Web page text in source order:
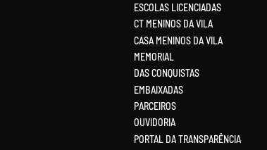
ESCOLAS LICENCIADAS
CT MENINOS DA VILA
CASA MENINOS DA VILA
MEMORIAL
DAS CONQUISTAS
EMBAIXADAS
PARCEIROS
OUVIDORIA
PORTAL DA TRANSPARÊNCIA